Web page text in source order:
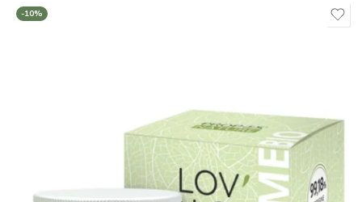
-10%